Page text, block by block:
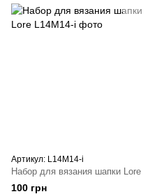
Артикул: L14M14-i
Набор для вязания шапки Lore
100 грн